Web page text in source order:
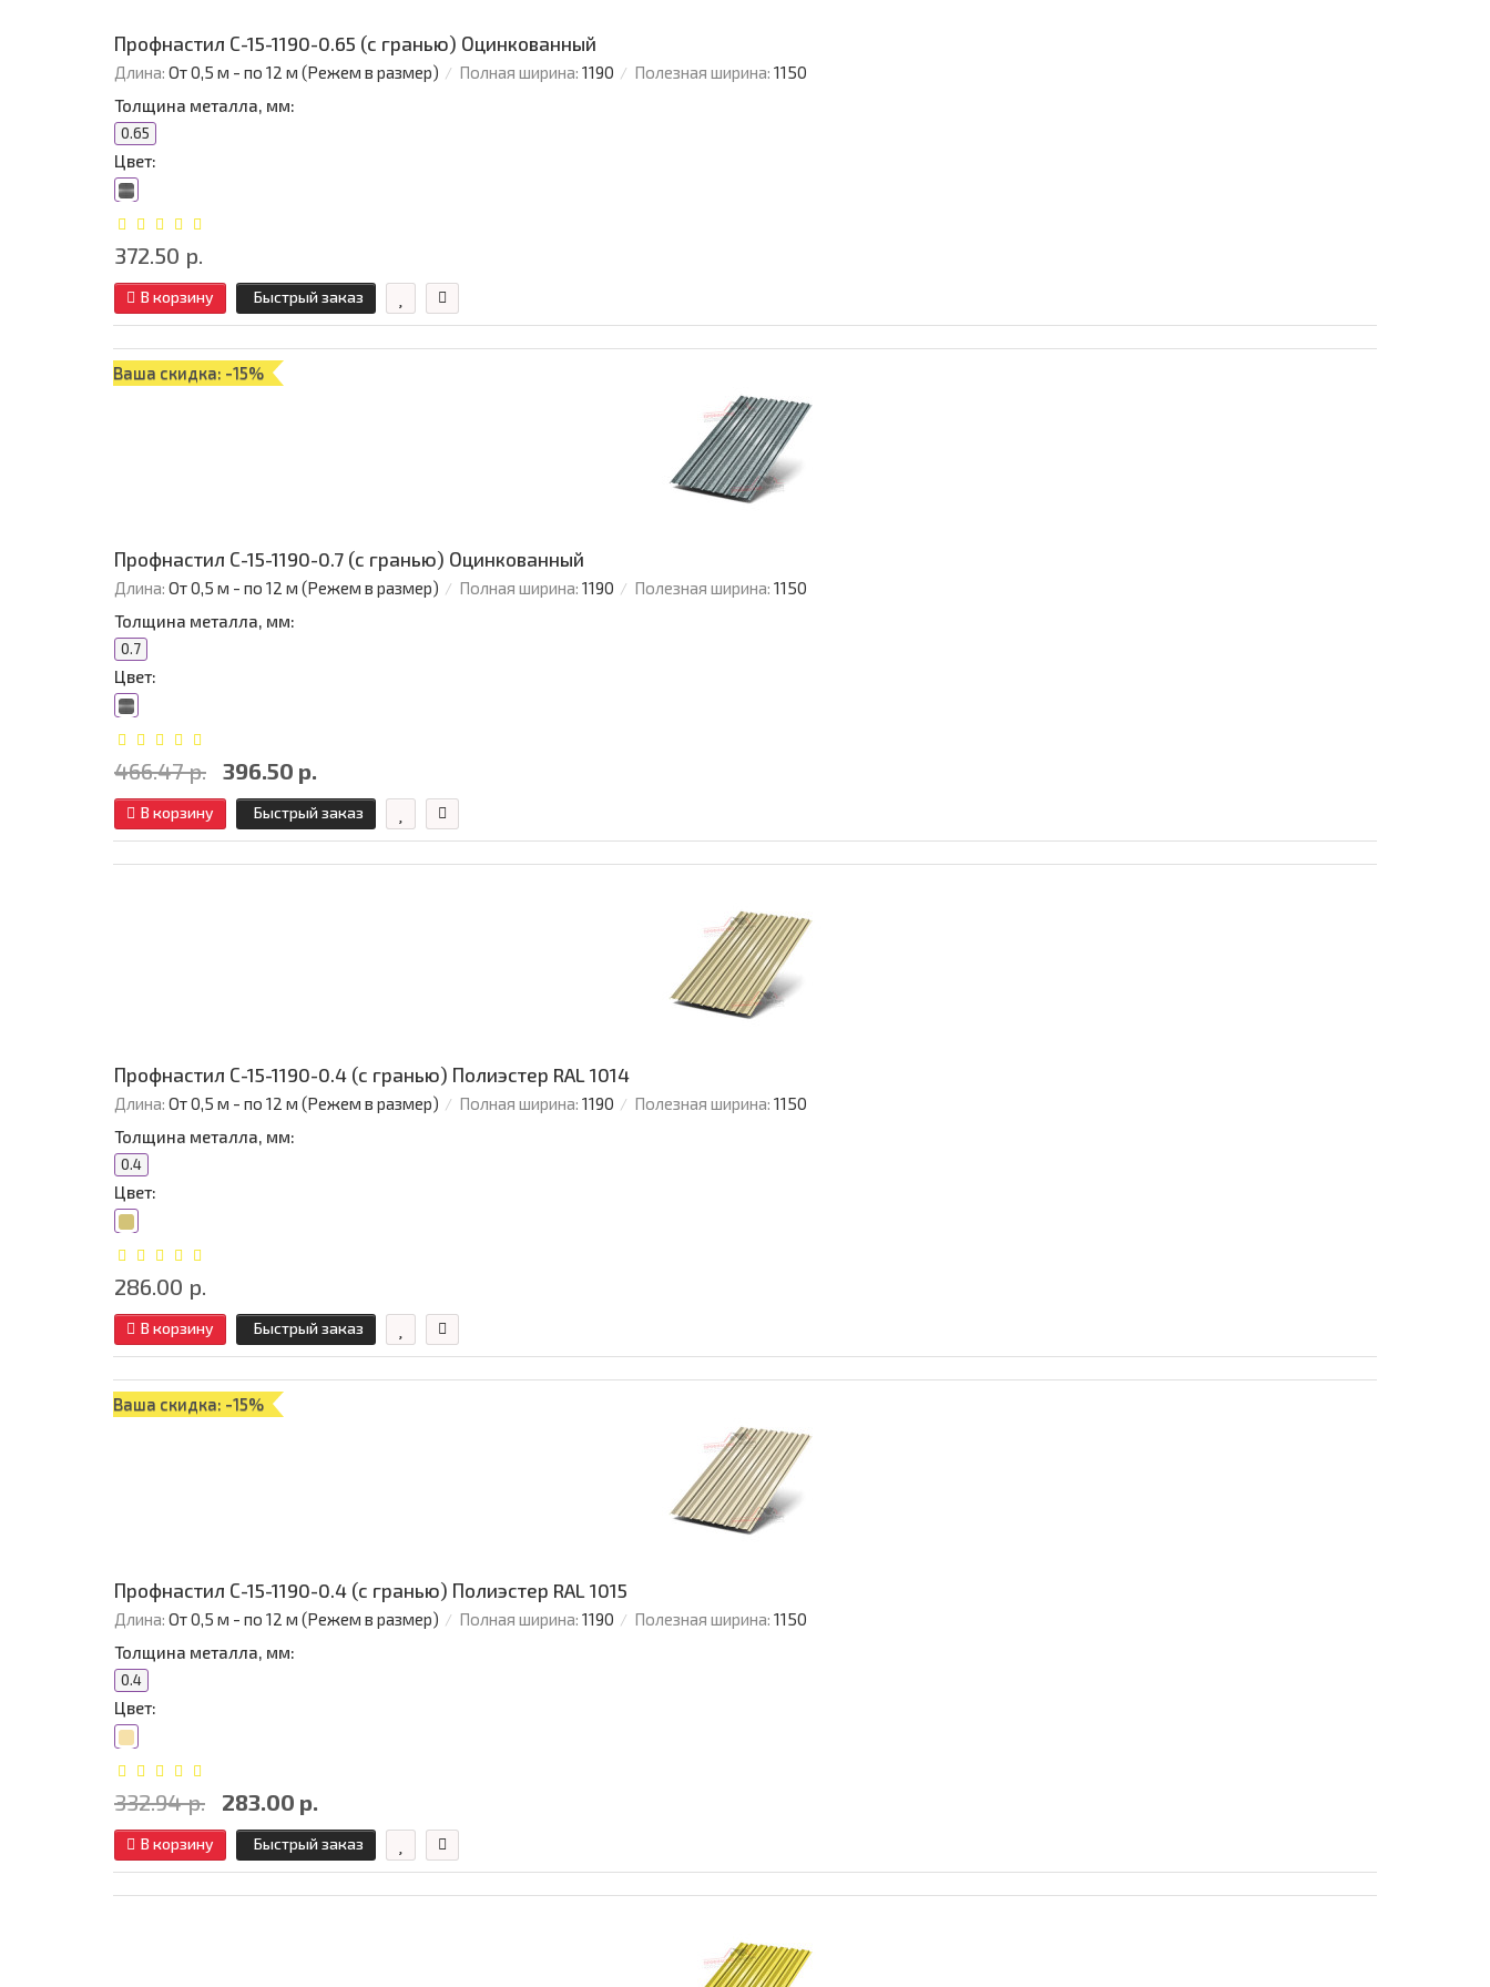
Профнастил С-15-1190-0.65 (с гранью) Оцинкованный
Длина: От 0,5 м - по 12 м (Режем в размер) Полная ширина: 1190 Полезная ширина: 1150
Толщина металла, мм:
0.65
Цвет:
372.50 р.
В корзину Быстрый заказ
Ваша скидка: -15%
Профнастил С-15-1190-0.7 (с гранью) Оцинкованный
Длина: От 0,5 м - по 12 м (Режем в размер) Полная ширина: 1190 Полезная ширина: 1150
Толщина металла, мм:
0.7
Цвет:
466.47 р. 396.50 р.
В корзину Быстрый заказ
Профнастил С-15-1190-0.4 (с гранью) Полиэстер RAL 1014
Длина: От 0,5 м - по 12 м (Режем в размер) Полная ширина: 1190 Полезная ширина: 1150
Толщина металла, мм:
0.4
Цвет:
286.00 р.
В корзину Быстрый заказ
Ваша скидка: -15%
Профнастил С-15-1190-0.4 (с гранью) Полиэстер RAL 1015
Длина: От 0,5 м - по 12 м (Режем в размер) Полная ширина: 1190 Полезная ширина: 1150
Толщина металла, мм:
0.4
Цвет:
332.94 р. 283.00 р.
В корзину Быстрый заказ